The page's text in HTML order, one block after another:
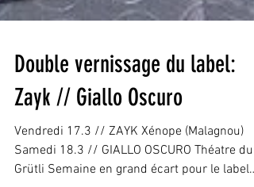
Double vernissage du label:
Zayk // Giallo Oscuro
Vendredi 17.3 // ZAYK Xénope (Malagnou)